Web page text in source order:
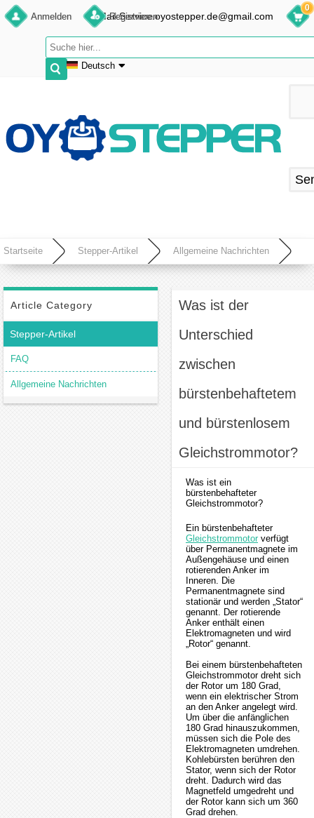
Anmelden Registrieren
Deutsch
Français
Español
E-Mail:Service.oyostepper.de@gmail.com
0
Startseite Stepper-Artikel Allgemeine Nachrichten
Gleichstrommotor?
Article Category
Stepper-Artikel
FAQ
Allgemeine Nachrichten
Was ist der
Unterschied
zwischen
bürstenbehaftetem
und bürstenlosem
Gleichstrommotor?
Was ist ein
bürstenbehafteter
Gleichstrommotor?
Ein bürstenbehafteter
Gleichstrommotor verfügt
über Permanentmagnete im
Außengehäuse und einen
rotierenden Anker im
Inneren. Die
Permanentmagnete sind
stationär und werden „Stator“
genannt. Der rotierende
Anker enthält einen
Elektromagneten und wird
„Rotor“ genannt.
Bei einem bürstenbehafteten
Gleichstrommotor dreht sich
der Rotor um 180 Grad,
wenn ein elektrischer Strom
an den Anker angelegt wird.
Um über die anfänglichen
180 Grad hinauszukommen,
müssen sich die Pole des
Elektromagneten umdrehen.
Kohlebürsten berühren den
Stator, wenn sich der Rotor
dreht. Dadurch wird das
Magnetfeld umgedreht und
der Rotor kann sich um 360
Grad drehen.